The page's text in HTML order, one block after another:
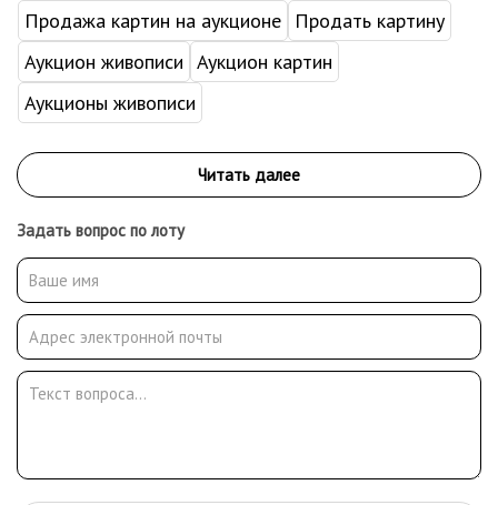
Продажа картин на аукционе
Продать картину
Аукцион живописи Аукцион картин
Аукционы живописи
Задать вопрос по лоту